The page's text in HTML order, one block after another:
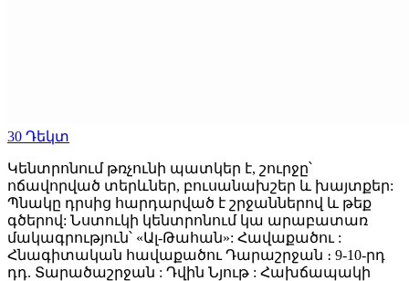
30 Դեկտ
Կենտրոնում թռչունի պատկեր է, շուրջը՝
ոճավորված տերևներ, բուսանախշեր և խայտքեր:
Պնակը դրսից հարդարված է շրջաններով և թեք
գծերով: Նստուկի կենտրոնում կա արաբատառ
մակագրություն՝ «Ալ-Թահան»: Հավաքածու :
Հնագիտական հավաքածու Դարաշրջան ։ 9-10-րդ
դդ. Տարածաշրջան : Դվին Նյութ : Հախճապակի